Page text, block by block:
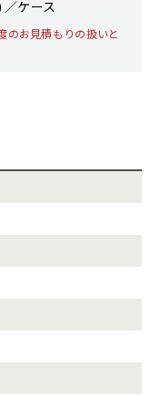
ケース
のお見積もりの扱いと